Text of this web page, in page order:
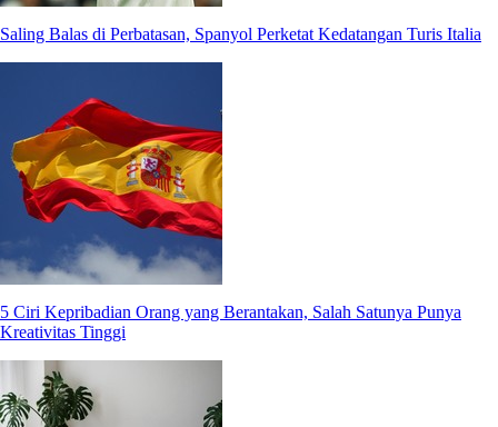
Saling Balas di Perbatasan, Spanyol Perketat Kedatangan Turis Italia
5 Ciri Kepribadian Orang yang Berantakan, Salah Satunya Punya
Kreativitas Tinggi